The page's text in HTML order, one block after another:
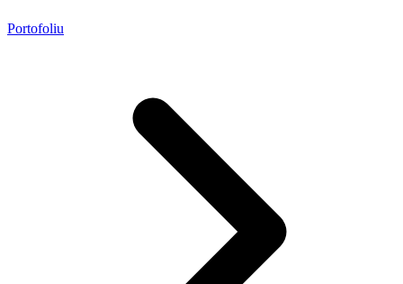
Portofoliu